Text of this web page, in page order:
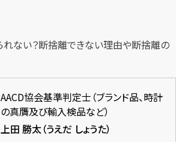
AACD協会基準判定士（ブランド品、時計
の真贋及び輸入検品など）
上田 勝太（うえだ しょうた）